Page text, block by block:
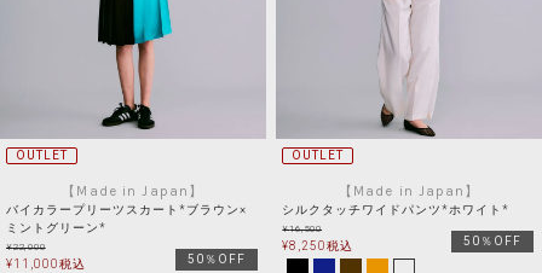
OUTLET
【Made in Japan】
バイカラープリーツスカート*ブラウン×
ミントグリーン*
¥22,000
¥11,000税込 50％OFF
OUTLET
【Made in Japan】
シルクタッチワイドパンツ*ホワイト*
¥16,500
¥8,250税込 50％OFF